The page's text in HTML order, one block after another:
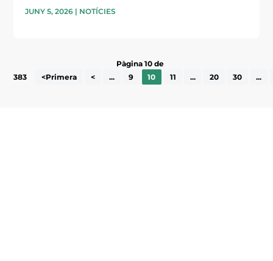
JUNY 5, 2026 | NOTÍCIES
Pàgina 10 de
383
<Primera < ... 9 10 11 ... 20 30 ...